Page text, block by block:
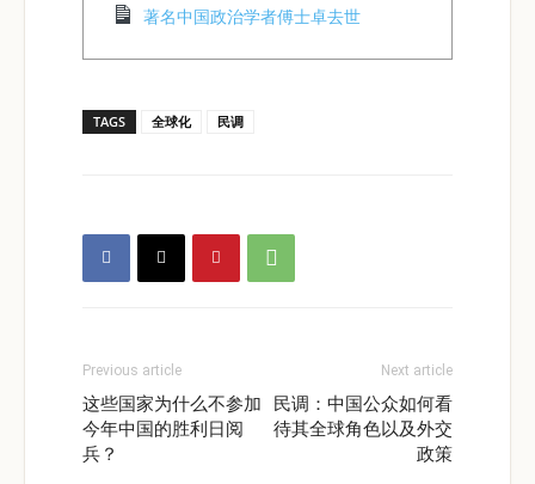
著名中国政治学者傅士卓去世
TAGS 全球化 民调
Previous article
这些国家为什么不参加
今年中国的胜利日阅
兵？
Next article
民调：中国公众如何看
待其全球角色以及外交
政策